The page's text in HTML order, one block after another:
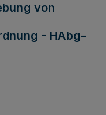
von
- HAbg-